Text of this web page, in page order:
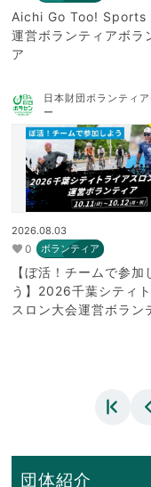
Aichi Go Too! Sports
運営ボランティアボラ
ア
日本財団ボランティア
ー
2026.08.03
0 ボランティア
【ぼ活！チームで参加
う】2026千葉シティ
スロン大会運営ボラン
団体紹介